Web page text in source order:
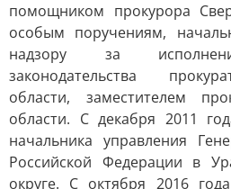
помощником прокурора
особым поручениям,
надзору за
законодательства
области, заместителем
области. С декабря 2011
начальника управления
Российской Федерации в
округе. С октября 2016